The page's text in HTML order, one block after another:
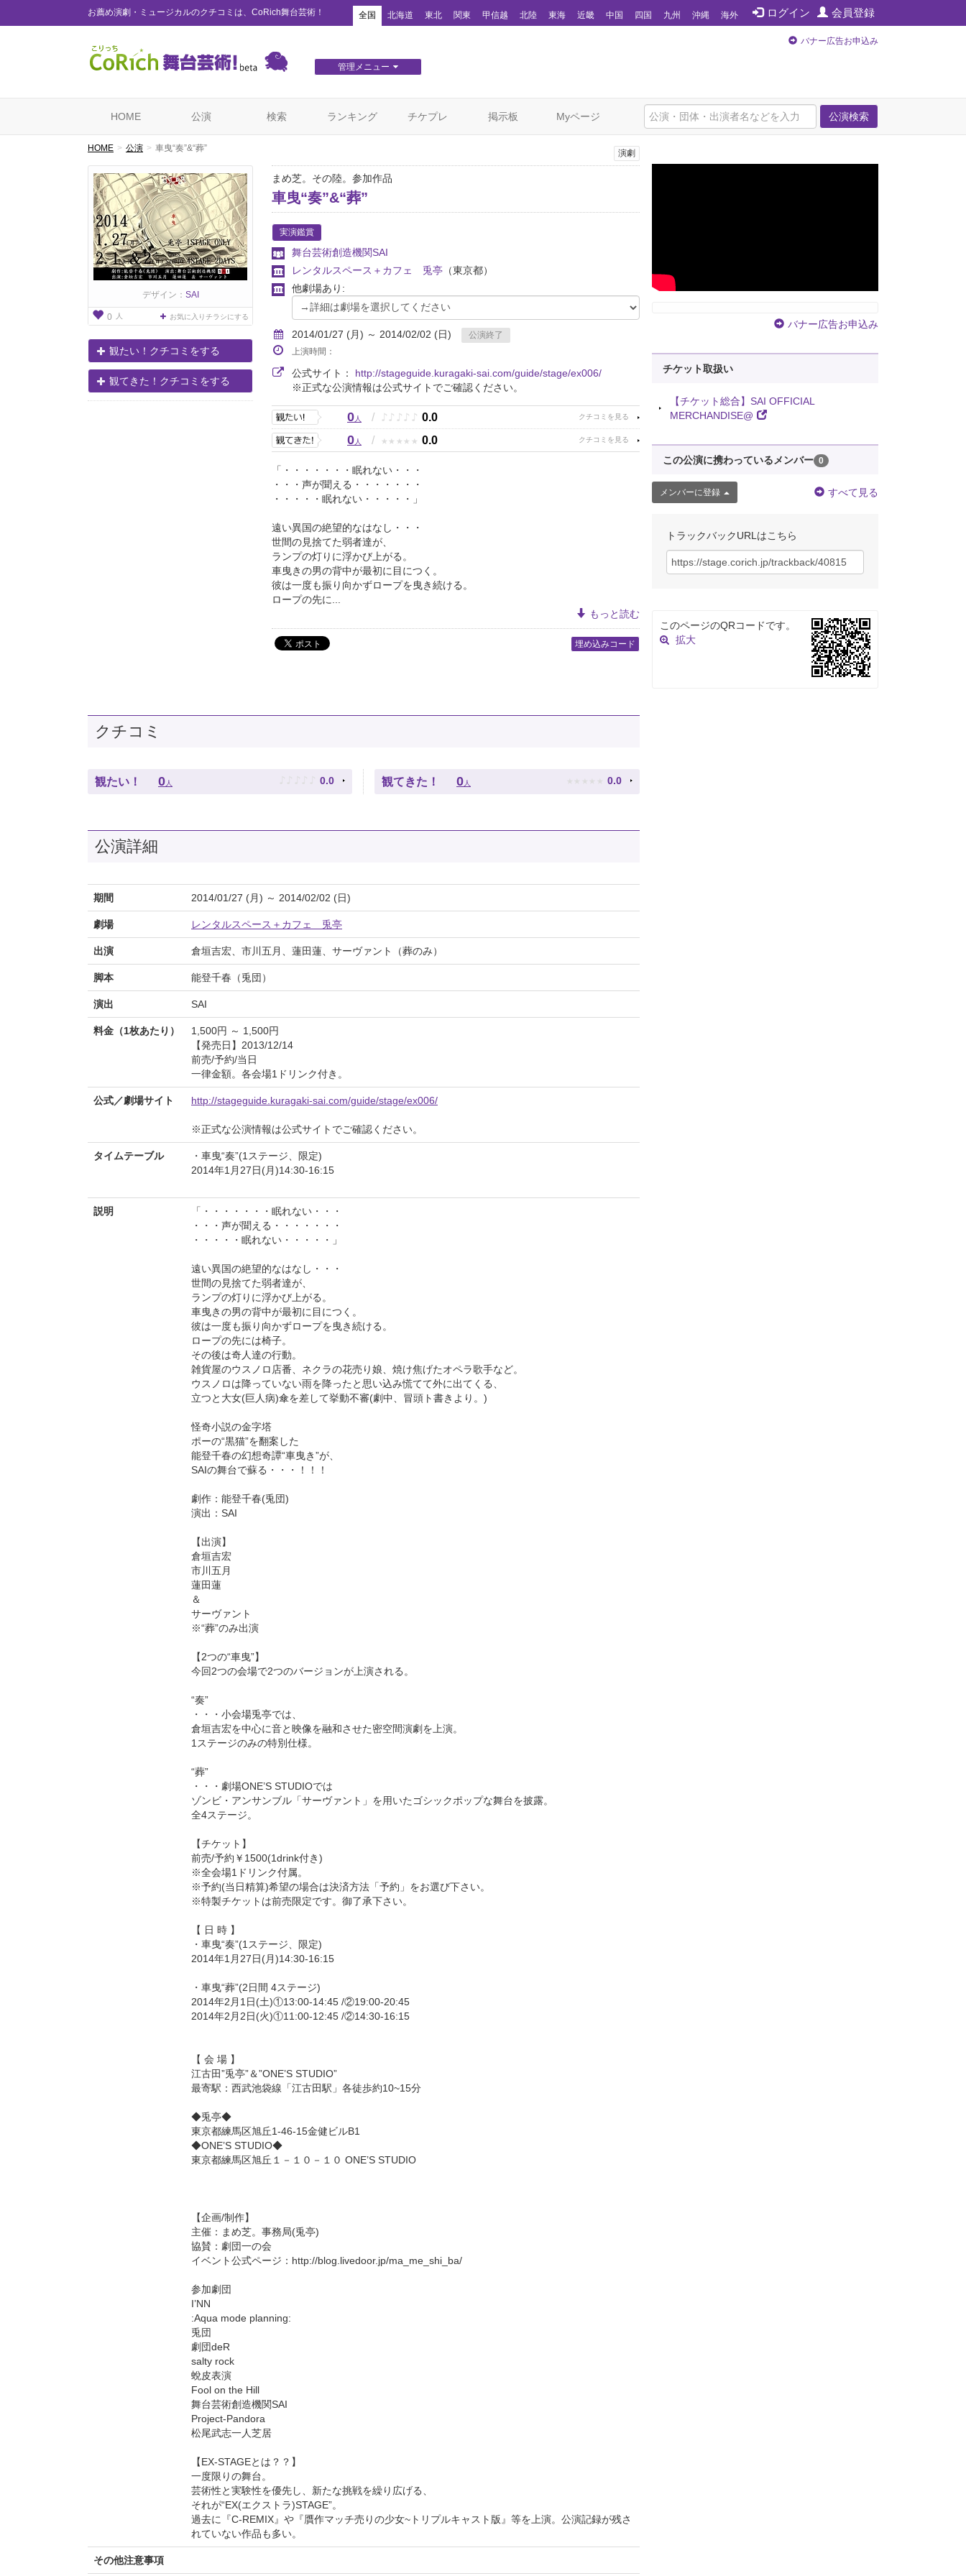
お薦め演劇・ミュージカルのクチコミは、CoRich舞台芸術！ ログイン 会員登録
全国 北海道 東北 関東 甲信越 北陸 東海 近畿 中国 四国 九州 沖縄 海外
管理メニュー
バナー広告お申込み
公演検索
HOME 公演 検索 ランキング チケプレ 掲示板 Myページ
HOME 公演 車曳“奏”&“葬”
デザイン： SAI
0 人 お気に入りチラシにする
観たい！クチコミをする
観てきた！クチコミをする
演劇
まめ芝。その陸。参加作品
車曳“奏”&“葬”
実演鑑賞
舞台芸術創造機関SAI
レンタルスペース＋カフェ 兎亭 （東京都）
他劇場あり:
2014/01/27 (月) ～ 2014/02/02 (日)
公演終了
上演時間：
公式サイト： http://stageguide.kuragaki-sai.com/guide/stage/ex006/
※正式な公演情報は公式サイトでご確認ください。
0人 / ♪ ♪ ♪ ♪ ♪ 0.0
0人 / ★ ★ ★ ★ ★ 0.0
「・・・・・・・眠れない・・・
・・・声が聞える・・・・・・・
・・・・・眠れない・・・・・」
遠い異国の絶望的なはなし・・・
世間の見捨てた弱者達が、
ランプの灯りに浮かび上がる。
車曳きの男の背中が最初に目につく。
彼は一度も振り向かずロープを曳き続ける。
ロープの先に...
もっと読む
埋め込みコード
クチコミ
観たい！ 0 人 ♪ ♪ ♪ ♪ ♪ 0.0 観てきた！ 0 人 ★ ★ ★ ★ ★ 0.0
公演詳細
期間 2014/01/27 (月) ～ 2014/02/02 (日)
劇場 レンタルスペース＋カフェ 兎亭
出演 倉垣吉宏、市川五月、蓮田蓮、サーヴァント（葬のみ）
脚本 能登千春（兎団）
演出 SAI
料金（1枚あたり）
1,500円 ～ 1,500円
【発売日】2013/12/14
前売/予約/当日
一律金額。各会場1ドリンク付き。
公式／劇場サイト http://stageguide.kuragaki-sai.com/guide/stage/ex006/
※正式な公演情報は公式サイトでご確認ください。
タイムテーブル
・車曳“奏”(1ステージ、限定)
2014年1月27日(月)14:30-16:15
説明
「・・・・・・・眠れない・・・
・・・声が聞える・・・・・・・
・・・・・眠れない・・・・・」
遠い異国の絶望的なはなし・・・
世間の見捨てた弱者達が、
ランプの灯りに浮かび上がる。
車曳きの男の背中が最初に目につく。
彼は一度も振り向かずロープを曳き続ける。
ロープの先には椅子。
その後は奇人達の行動。
雑貨屋のウスノロ店番、ネクラの花売り娘、焼け焦げたオペラ歌手など。
ウスノロは降っていない雨を降ったと思い込み慌てて外に出てくる、
立つと大女(巨人病)傘を差して挙動不審(劇中、冒頭ト書きより。)
怪奇小説の金字塔
ポーの“黒猫”を翻案した
能登千春の幻想奇譚“車曳き”が、
SAIの舞台で蘇る・・・！！！
劇作：能登千春(兎団)
演出：SAI
【出演】
倉垣吉宏
市川五月
蓮田蓮
＆
サーヴァント
※“葬”のみ出演
【2つの“車曳”】
今回2つの会場で2つのバージョンが上演される。
“奏”
・・・小会場兎亭では、
倉垣吉宏を中心に音と映像を融和させた密空間演劇を上演。
1ステージのみの特別仕様。
“葬”
・・・劇場ONE’S STUDIOでは
ゾンビ・アンサンブル「サーヴァント」を用いたゴシックポップな舞台を披露。
全4ステージ。
【チケット】
前売/予約￥1500(1drink付き)
※全会場1ドリンク付属。
※予約(当日精算)希望の場合は決済方法「予約」をお選び下さい。
※特製チケットは前売限定です。御了承下さい。
【 日 時 】
・車曳“奏”(1ステージ、限定)
2014年1月27日(月)14:30-16:15
・車曳“葬”(2日間 4ステージ)
2014年2月1日(土)①13:00-14:45 /②19:00-20:45
2014年2月2日(火)①11:00-12:45 /②14:30-16:15
【 会 場 】
江古田”兎亭”＆”ONE’S STUDIO”
最寄駅：西武池袋線「江古田駅」各徒歩約10~15分
◆兎亭◆
東京都練馬区旭丘1-46-15金健ビルB1
◆ONE’S STUDIO◆
東京都練馬区旭丘１－１０－１０ ONE’S STUDIO
【企画/制作】
主催：まめ芝。事務局(兎亭)
協賛：劇団一の会
イベント公式ページ：http://blog.livedoor.jp/ma_me_shi_ba/
参加劇団
I’NN
:Aqua mode planning:
兎団
劇団deR
salty rock
蛻皮表演
Fool on the Hill
舞台芸術創造機関SAI
Project-Pandora
松尾武志一人芝居
【EX-STAGEとは？？】
一度限りの舞台。
芸術性と実験性を優先し、新たな挑戦を繰り広げる、
それが“EX(エクストラ)STAGE”。
過去に『C-REMIX』や『贋作マッチ売りの少女~トリプルキャスト版』等を上演。公演記録が残さ
れていない作品も多い。
その他注意事項
バナー広告お申込み
チケット取扱い
【チケット総合】SAI OFFICIAL
MERCHANDISE@
この公演に携わっているメンバー 0
メンバーに登録 すべて見る
トラックバックURLはこちら
このページのQRコードです。
拡大